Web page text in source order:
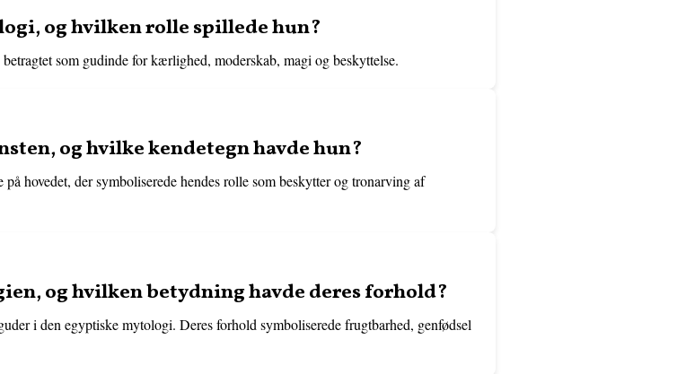
og hvilken rolle spillede hun?
som gudinde for kærlighed, moderskab, magi og beskyttelse.
og hvilke kendetegn havde hun?
hovedet, der symboliserede hendes rolle som beskytter og tronarving af
og hvilken betydning havde deres forhold?
i den egyptiske mytologi. Deres forhold symboliserede frugtbarhed, genfødsel